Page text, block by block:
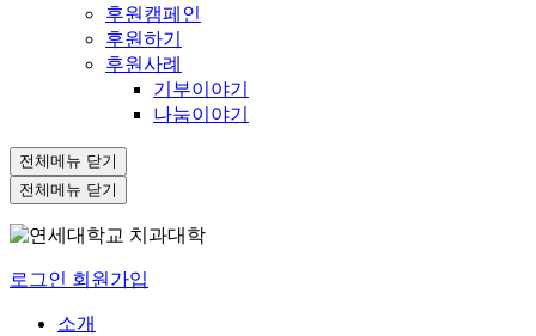
후원캠페인
후원하기
후원사례
기부이야기
나눔이야기
전체메뉴 닫기
전체메뉴 닫기
로그인 회원가입
소개